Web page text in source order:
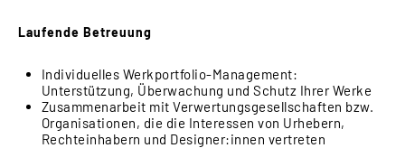
Laufende Betreuung
Individuelles Werkportfolio-Management:
Unterstützung, Überwachung und Schutz Ihrer Werke
Zusammenarbeit mit Verwertungsgesellschaften bzw.
Organisationen, die die Interessen von Urhebern,
Rechteinhabern und Designer:innen vertreten